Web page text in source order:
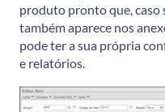
produto pronto que, caso
também aparece nos
pode ter a sua própria
e relatórios.